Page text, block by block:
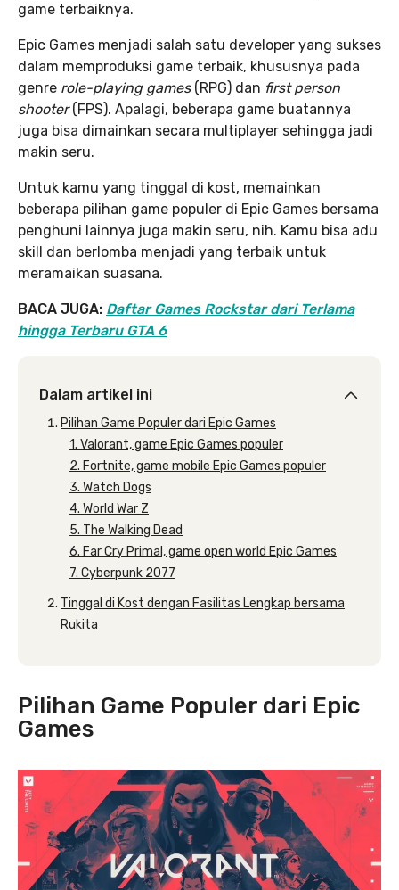
game terbaiknya.
Epic Games menjadi salah satu developer yang sukses
dalam memproduksi game terbaik, khususnya pada
genre role-playing games(RPG) dan first person
shooter(FPS). Apalagi, beberapa game buatannya
juga bisa dimainkan secara multiplayer sehingga jadi
makin seru.
Untuk kamu yang tinggal di kost, memainkan
beberapa pilihan game populer di Epic Games bersama
penghuni lainnya juga makin seru, nih. Kamu bisa adu
skill dan berlomba menjadi yang terbaik untuk
meramaikan suasana.
BACA JUGA: Daftar Games Rockstar dari Terlama
hingga Terbaru GTA 6
Dalam artikel ini
Pilihan Game Populer dari Epic Games
1. Valorant, game Epic Games populer
2. Fortnite, game mobile Epic Games populer
3. Watch Dogs
4. World War Z
5. The Walking Dead
6. Far Cry Primal, game open world Epic Games
7. Cyberpunk 2077
Tinggal di Kost dengan Fasilitas Lengkap bersama
Rukita
Pilihan Game Populer dari Epic
Games